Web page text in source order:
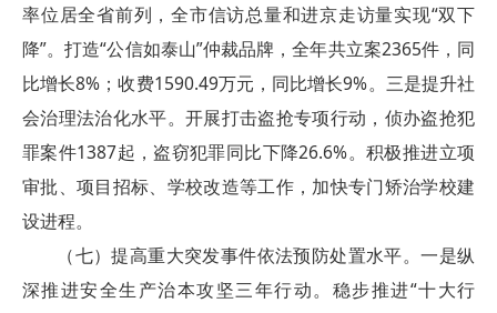
率位居全省前列，全市信访总量和进京走访量实现“双下
降”。打造“公信如泰山”仲裁品牌，全年共立案2365件，同
比增长8%；收费1590.49万元，同比增长9%。三是提升社
会治理法治化水平。开展打击盗抢专项行动，侦办盗抢犯
罪案件1387起，盗窃犯罪同比下降26.6%。积极推进立项
审批、项目招标、学校改造等工作，加快专门矫治学校建
设进程。
（七）提高重大突发事件依法预防处置水平。一是纵
深推进安全生产治本攻坚三年行动。稳步推进“十大行